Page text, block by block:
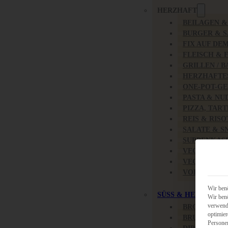
HERZHAFT
SALATE &
SÜSS & HERZHAFT
BRUNCH &
Wir
Wir